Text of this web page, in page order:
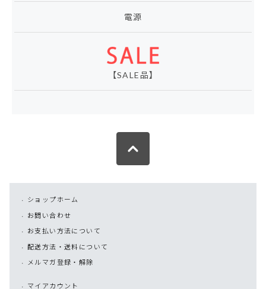
電源
【SALE品】
ショップホーム
お問い合わせ
お支払い方法について
配送方法・送料について
メルマガ登録・解除
マイアカウント